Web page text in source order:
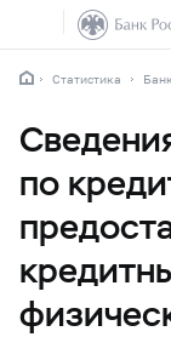
Статистика
по